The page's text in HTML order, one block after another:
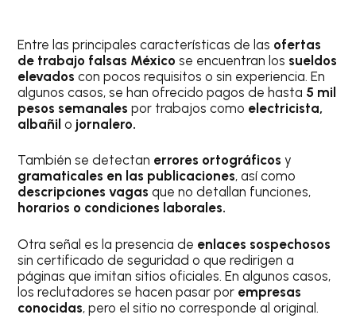
Entre las principales características de las ofertas
de trabajo falsas México se encuentran los sueldos
elevados con pocos requisitos o sin experiencia. En
algunos casos, se han ofrecido pagos de hasta 5 mil
pesos semanales por trabajos como electricista,
albañilo jornalero.
También se detectan errores ortográficos y
gramaticales en las publicaciones, así como
descripciones vagas que no detallan funciones,
horarios o condiciones laborales.
Otra señal es la presencia de enlaces sospechosos
sin certificado de seguridad o que redirigen a
páginas que imitan sitios oficiales. En algunos casos,
los reclutadores se hacen pasar por empresas
conocidas, pero el sitio no corresponde al original.